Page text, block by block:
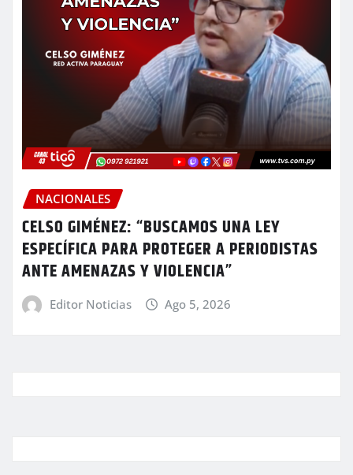
NACIONALES
CELSO GIMÉNEZ: “BUSCAMOS UNA LEY
ESPECÍFICA PARA PROTEGER A PERIODISTAS
ANTE AMENAZAS Y VIOLENCIA”
Editor Noticias Ago 5, 2026